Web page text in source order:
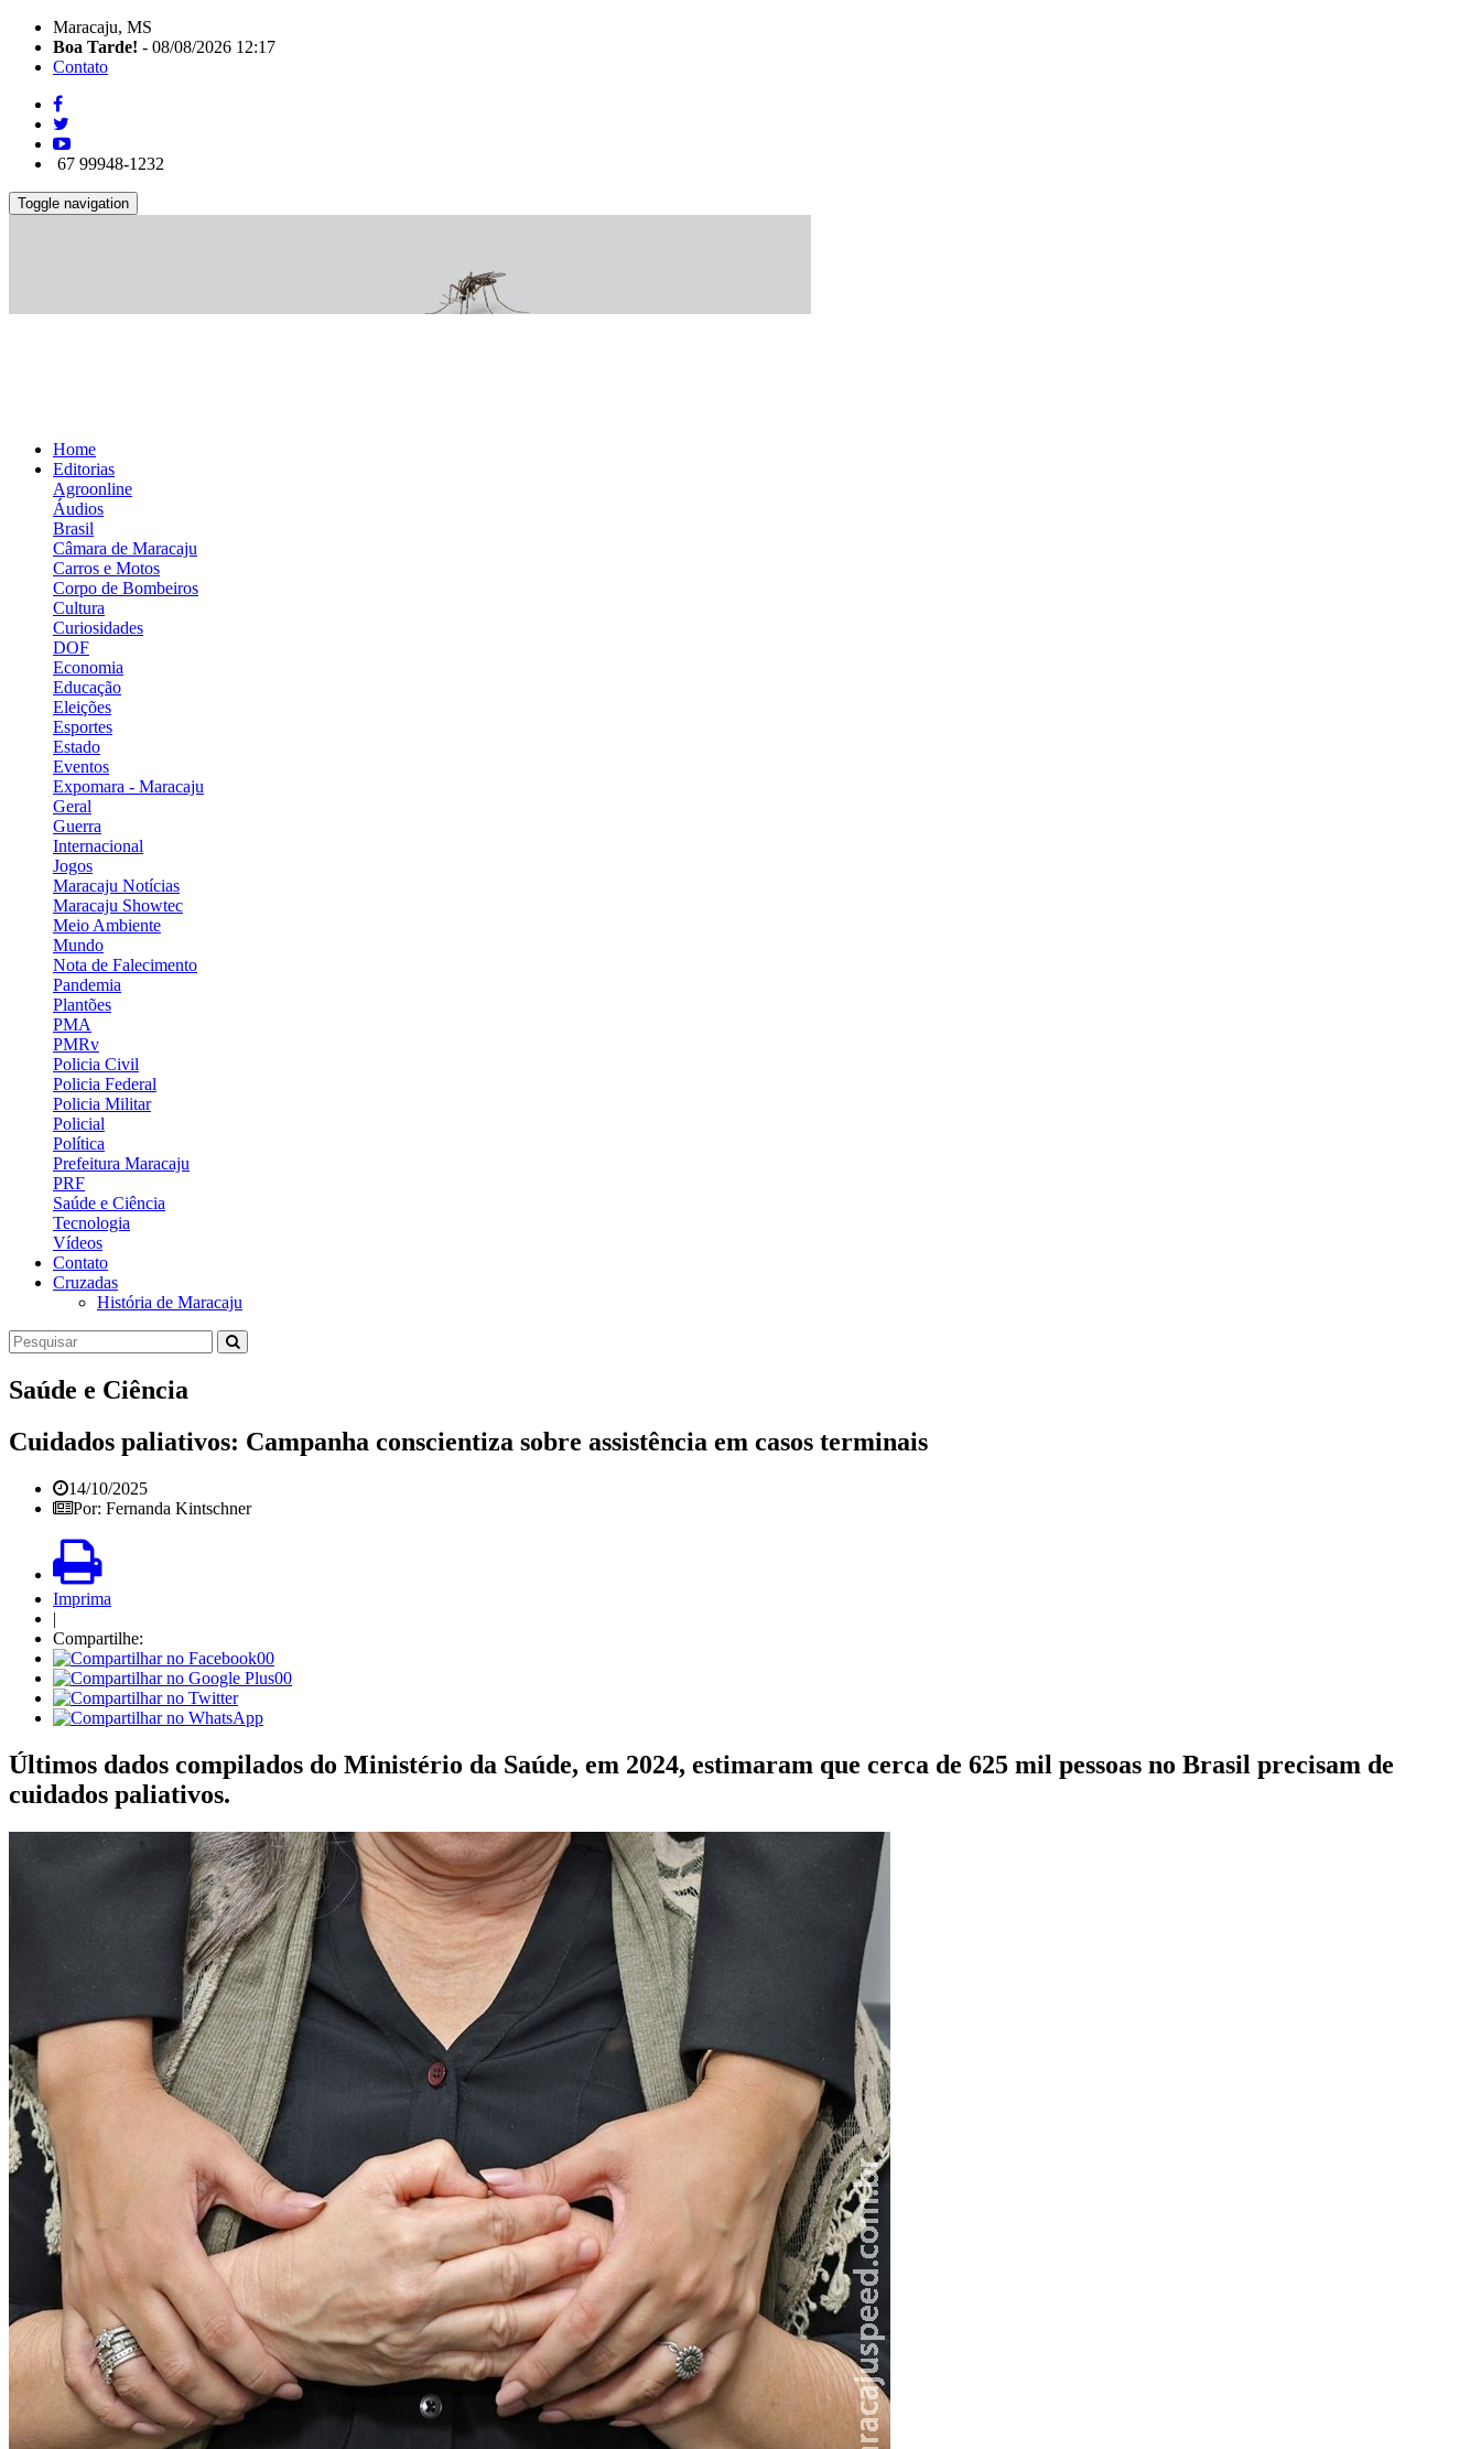
Maracaju, MS
Boa Tarde! - 08/08/2026 12:17
Contato
67 99948-1232
Toggle navigation
Home
Editorias
Agroonline
Áudios
Brasil
Câmara de Maracaju
Carros e Motos
Corpo de Bombeiros
Cultura
Curiosidades
DOF
Economia
Educação
Eleições
Esportes
Estado
Eventos
Expomara - Maracaju
Geral
Guerra
Internacional
Jogos
Maracaju Notícias
Maracaju Showtec
Meio Ambiente
Mundo
Nota de Falecimento
Pandemia
Plantões
PMA
PMRv
Policia Civil
Policia Federal
Policia Militar
Policial
Política
Prefeitura Maracaju
PRF
Saúde e Ciência
Tecnologia
Vídeos
Contato
Cruzadas
História de Maracaju
Saúde e Ciência
Cuidados paliativos: Campanha conscientiza sobre assistência em casos terminais
14/10/2025
Por: Fernanda Kintschner
Imprima
|
Compartilhe:
00
00
Últimos dados compilados do Ministério da Saúde, em 2024, estimaram que cerca de 625 mil pessoas no Brasil precisam de
cuidados paliativos.